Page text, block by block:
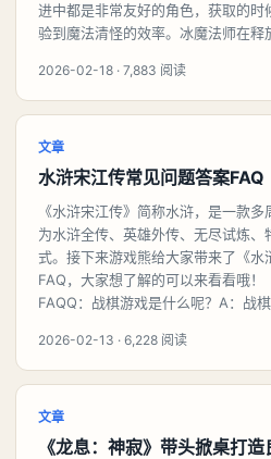
进中都是非常友好的角色，获取的
验到魔法清怪的效率。冰魔法师在释
2026-02-18 · 7,883 阅读
文章
水浒宋江传常见问题答案FAQ
《水浒宋江传》简称水浒，是一款
为水浒全传、英雄外传、无尽试炼
式。接下来游戏熊给大家带来了《水
FAQ，大家想了解的可以来看看哦
FAQQ：战棋游戏是什么呢？A：战
2026-02-13 · 6,228 阅读
文章
《龙息：神寂》带头掀桌打